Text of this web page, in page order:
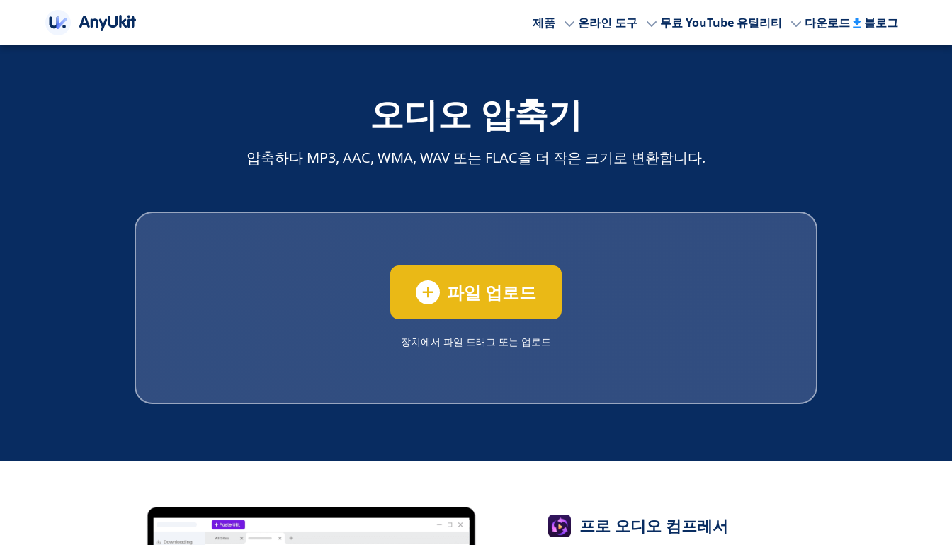
제품 온라인 도구 무료 YouTube 유틸리티 다운로드 블로그
오디오 압축기
압축하다 MP3, AAC, WMA, WAV 또는 FLAC을 더 작은 크기로 변환합니다.
파일 업로드
장치에서 파일 드래그 또는 업로드
프로 오디오 컴프레서